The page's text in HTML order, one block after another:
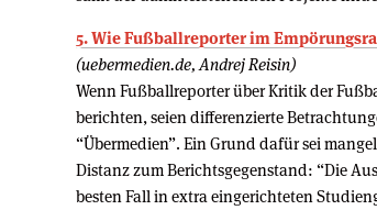
5. Wie Fußballreporter im
(uebermedien.de, Andrej Reisin)
Wenn Fußballreporter über Kritik der
berichten, seien differenzierte
“Übermedien”. Ein Grund dafür sei
Distanz zum Berichtsgegenstand: “Die
besten Fall in extra eingerichteten